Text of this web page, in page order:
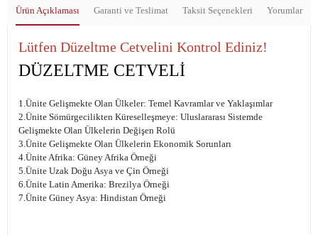
Ürün Açıklaması Garanti ve Teslimat Taksit Seçenekleri Yorumlar
Lütfen Düzeltme Cetvelini Kontrol Ediniz!
DÜZELTME CETVELİ
1.Ünite Gelişmekte Olan Ülkeler: Temel Kavramlar ve Yaklaşımlar
2.Ünite Sömürgecilikten Küreselleşmeye: Uluslararası Sistemde
Gelişmekte Olan Ülkelerin Değişen Rolü
3.Ünite Gelişmekte Olan Ülkelerin Ekonomik Sorunları
4.Ünite Afrika: Güney Afrika Örneği
5.Ünite Uzak Doğu Asya ve Çin Örneği
6.Ünite Latin Amerika: Brezilya Örneği
7.Ünite Güney Asya: Hindistan Örneği